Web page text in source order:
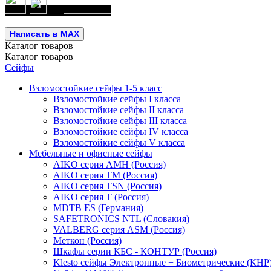
Написать в MAX
Каталог товаров
Каталог товаров
Сейфы
Взломостойкие сейфы 1-5 класс
Взломостойкие сейфы I класса
Взломостойкие сейфы II класса
Взломостойкие сейфы III класса
Взломостойкие сейфы IV класса
Взломостойкие сейфы V класса
Мебельные и офисные сейфы
AIKO серия AMH (Россия)
AIKO серия TM (Россия)
AIKO серия TSN (Россия)
AIKO серия Т (Россия)
MDTB ES (Германия)
SAFETRONICS NTL (Словакия)
VALBERG серия ASM (Россия)
Меткон (Россия)
Шкафы серии КБС - КОНТУР (Россия)
Klesto сейфы Электронные + Биометрические